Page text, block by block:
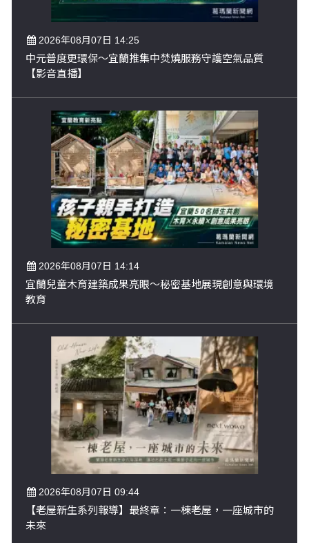
2026年08月07日 14:25
中元普度更環保～宜蘭推集中焚燒服務守護空氣品質
【影音直播】
2026年08月07日 14:14
宜蘭兒童木育建築成果亮眼～秘密基地展現創意與環境
教育
2026年08月07日 09:44
【老屋新生系列報導】最終章：一棟老屋，一座城市的
未來